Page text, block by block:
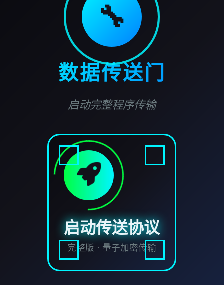
🔧
数据传送门
启动完整程序传输
启动传送协议
完整版 · 量子加密传输